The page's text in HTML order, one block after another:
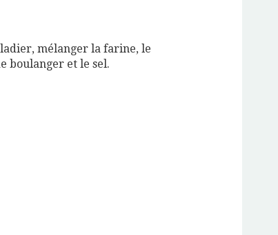
mélanger la farine, le
boulanger et le sel.